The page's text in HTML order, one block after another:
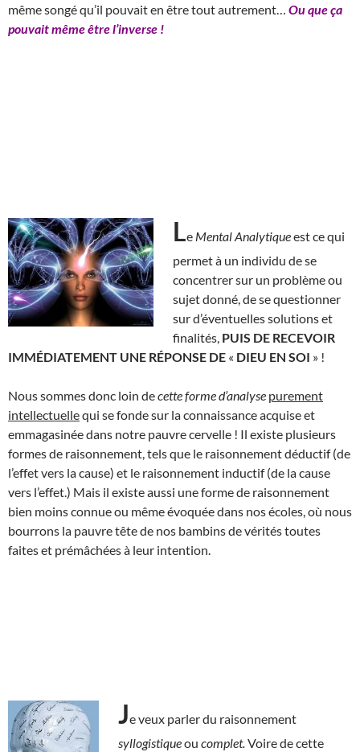
même songé qu’il pouvait en être tout autrement… Ou que ça
pouvait même être l’inverse !
Le Mental Analytiqueest ce qui
permet à un individu de se
concentrer sur un problème ou
sujet donné, de se questionner
sur d’éventuelles solutions et
finalités, PUIS DE RECEVOIR
IMMÉDIATEMENT UNE RÉPONSE DE « DIEU EN SOI » !
Nous sommes donc loin decette formed’analyse purement
intellectuellequi se fonde sur la connaissance acquise et
emmagasinée dans notre pauvre cervelle ! Il existe plusieurs
formes de raisonnement, tels que le raisonnement déductif (de
l’effet vers la cause) et le raisonnement inductif (de la cause
vers l’effet.) Mais il existe aussi une forme de raisonnement
bien moins connue ou même évoquée dans nos écoles, où nous
bourrons la pauvre tête de nos bambins de vérités toutes
faites et prémâchées à leur intention.
Je veux parler du raisonnement
syllogistiqueou complet. Voire de cette